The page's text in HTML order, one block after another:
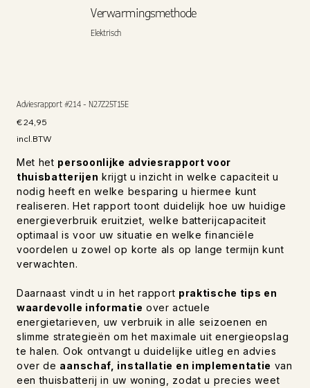
Elektrisch
Verwarmingsmethode
Adviesrapport #214 - N27Z25T15E
Prijs
€ 24,95
incl.BTW
Met het persoonlijke adviesrapport voor
thuisbatterijen krijgt u inzicht in welke capaciteit u
nodig heeft en welke besparing u hiermee kunt
realiseren. Het rapport toont duidelijk hoe uw huidige
energieverbruik eruitziet, welke batterijcapaciteit
optimaal is voor uw situatie en welke financiële
voordelen u zowel op korte als op lange termijn kunt
verwachten.
Daarnaast vindt u in het rapport praktische tips en
waardevolle informatie over actuele
energietarieven, uw verbruik in alle seizoenen en
slimme strategieën om het maximale uit energieopslag
te halen. Ook ontvangt u duidelijke uitleg en advies
over de aanschaf, installatie en implementatie van
een thuisbatterij in uw woning, zodat u precies weet